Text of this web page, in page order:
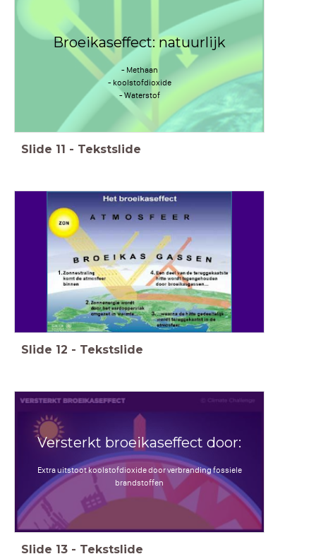
Broeikaseffect: natuurlijk
- Methaan
- koolstofdioxide
- Waterstof
Slide 11 - Tekstslide
Slide 12 - Tekstslide
Versterkt broeikaseffect door:
Extra uitstoot koolstofdioxide door verbranding fossiele
brandstoffen
Slide 13 - Tekstslide